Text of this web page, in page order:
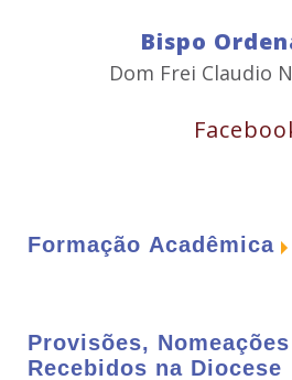
Bispo
Dom Frei Claudio
Formação Acadêmica
Seminário Maior
Coimbra, em Patos
Provisões,
Recebidos na Diocese